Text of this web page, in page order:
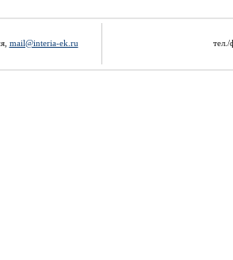
mail@interia-ek.ru